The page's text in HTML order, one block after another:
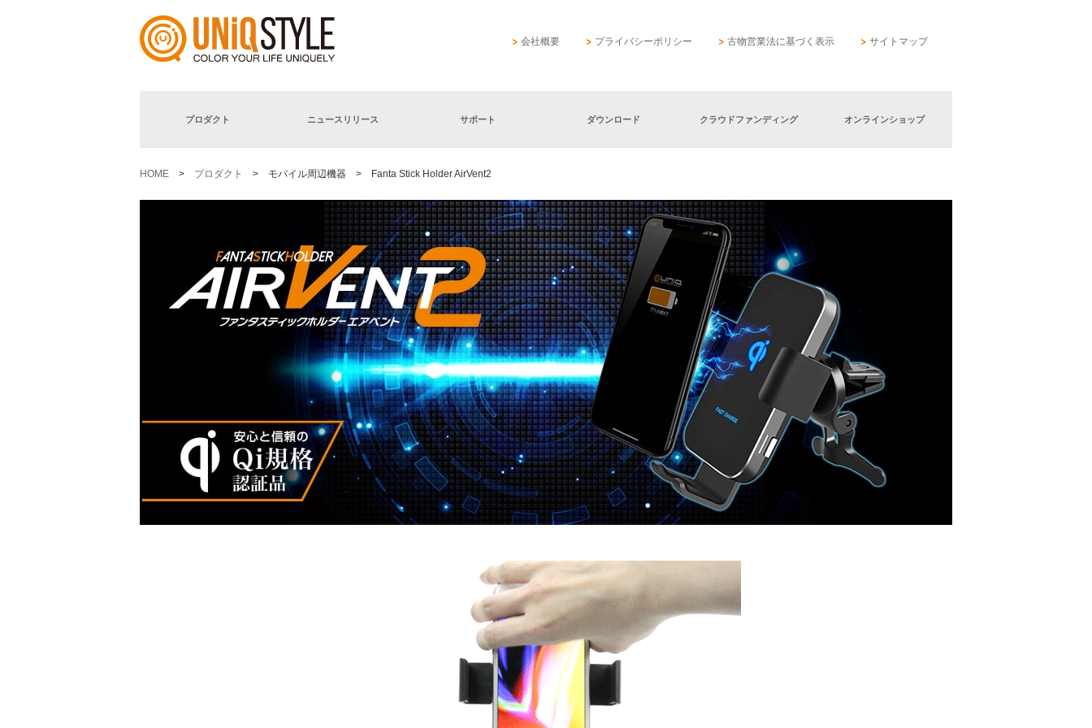
会社概要 プライバシーポリシー 古物営業法に基づく表示 サイトマップ
プロダクト ニュースリリース サポート ダウンロード クラウドファンディング オンラインショップ
HOME > プロダクト > モバイル周辺機器 > Fanta Stick Holder AirVent2